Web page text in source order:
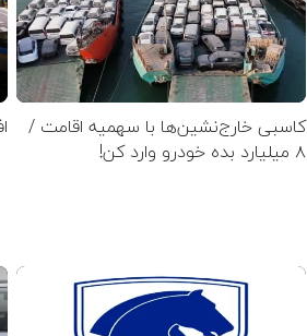
کاسبی خارج‌نشین‌ها با سهمیه اقامت /
۸ میلیارد بده خودرو وارد کن!
افت